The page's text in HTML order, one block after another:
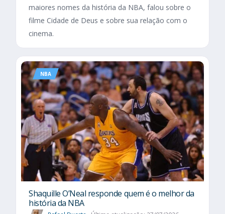
maiores nomes da história da NBA, falou sobre o
filme Cidade de Deus e sobre sua relação com o
cinema.
NBA
Shaquille O’Neal responde quem é o melhor da
história da NBA